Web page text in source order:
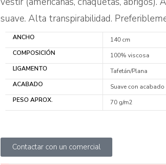
suave. Alta transpirabilidad.
ANCHO
140 cm
COMPOSICIÓN
100% viscosa
LIGAMENTO
Tafetán/Plana
ACABADO
Suave con
PESO APROX.
70 g/m2
Contactar con un comercial